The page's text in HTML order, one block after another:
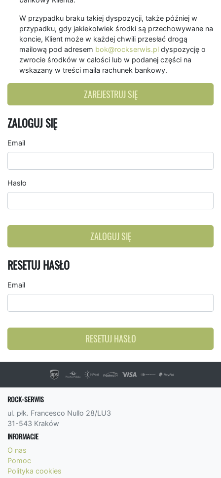
W przypadku braku takiej dyspozycji, także później w
przypadku, gdy jakiekolwiek środki są przechowywane na
koncie, Klient może w każdej chwili przesłać drogą
mailową pod adresem bok@rockserwis.pl dyspozycję o
zwrocie środków w całości lub w podanej części na
wskazany w treści maila rachunek bankowy.
ZAREJESTRUJ SIĘ
ZALOGUJ SIĘ
Email
Hasło
ZALOGUJ SIĘ
RESETUJ HASŁO
Email
RESETUJ HASŁO
ROCK-SERWIS
ul. płk. Francesco Nullo 28/LU3
31-543 Kraków
INFORMACJE
O nas
Pomoc
Polityka cookies